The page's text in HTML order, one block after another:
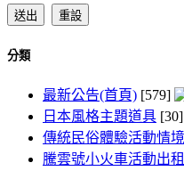
分類
最新公告(首頁) [579]
日本風格主題道具 [30]
傳統民俗體驗活動情
騰雲號小火車活動出